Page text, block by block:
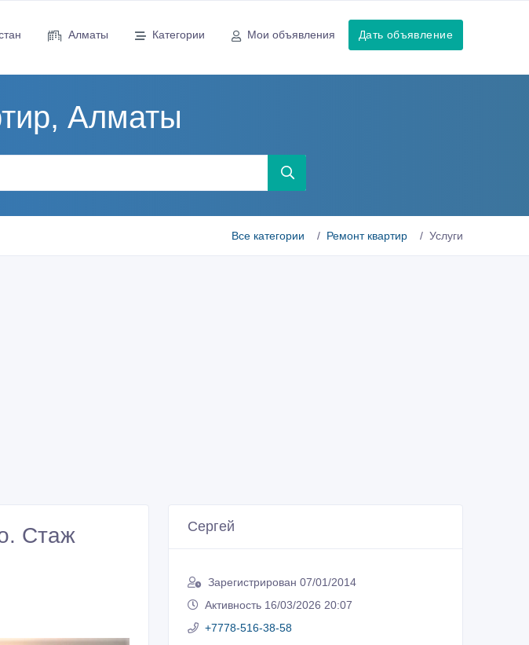
Алматы Категории Мои объявления Дать объявление
Алматы
Все категории Ремонт квартир Услуги
Стаж
Сергей
Зарегистрирован 07/01/2014
Активность 16/03/2026 20:07
+7778-516-38-58